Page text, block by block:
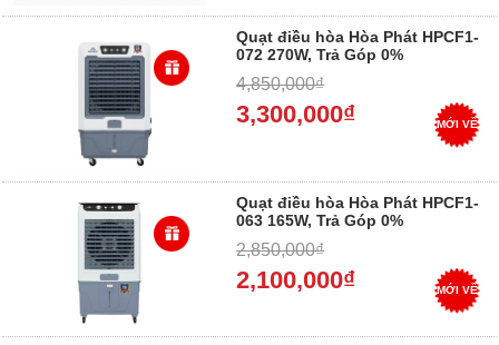
Quạt điều hòa Hòa Phát HPCF1-
072 270W, Trả Góp 0%
4,850,000₫
3,300,000₫ MỚI VỀ
Quạt điều hòa Hòa Phát HPCF1-
063 165W, Trả Góp 0%
2,850,000₫
2,100,000₫ MỚI VỀ